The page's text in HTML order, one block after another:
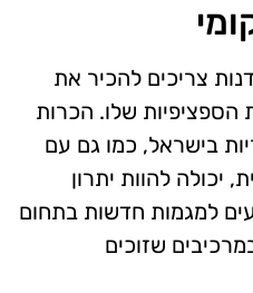
צריכים להכיר את
הספציפיות שלו. הכרות
בישראל, כמו גם עם
יכולה להוות יתרון
למגמות חדשות בתחום
שזוכים